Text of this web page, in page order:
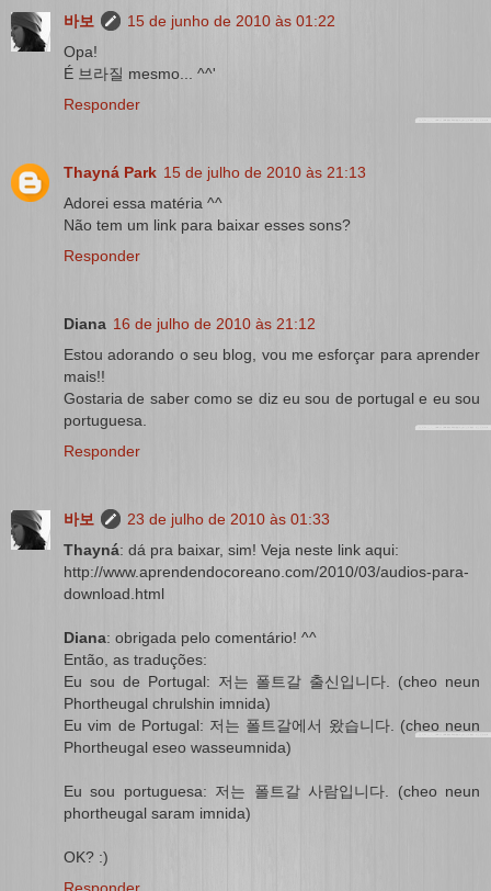
바보
15 de junho de 2010 às 01:22
Opa!
É 브라질 mesmo... ^^'
Responder
Thayná Park 15 de julho de 2010 às 21:13
Adorei essa matéria ^^
Não tem um link para baixar esses sons?
Responder
Diana 16 de julho de 2010 às 21:12
Estou adorando o seu blog, vou me esforçar para aprender
mais!!
Gostaria de saber como se diz eu sou de portugal e eu sou
portuguesa.
Responder
바보
23 de julho de 2010 às 01:33
Thayná: dá pra baixar, sim! Veja neste link aqui:
http://www.aprendendocoreano.com/2010/03/audios-para-
download.html
Diana: obrigada pelo comentário! ^^
Então, as traduções:
Eu sou de Portugal: 저는 폴트갈 출신입니다. (cheo neun
Phortheugal chrulshin imnida)
Eu vim de Portugal: 저는 폴트갈에서 왔습니다. (cheo neun
Phortheugal eseo wasseumnida)
Eu sou portuguesa: 저는 폴트갈 사람입니다. (cheo neun
phortheugal saram imnida)
OK? :)
Responder